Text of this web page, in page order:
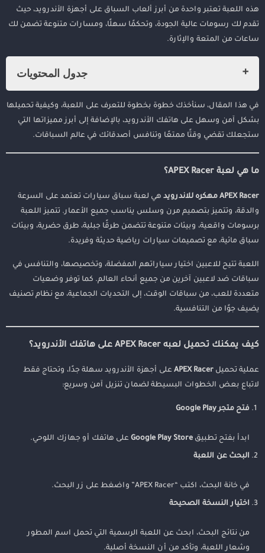
هذه اللعبة تعتبر واحدة من أبرز ألعاب السباق على أجهزة الأندرويد، حيث
تقدم لك رسومات عالية الجودة، وتحكمًا سهلًا، ومسارات متنوعة تضمن لك
ساعات من المتعة والإثارة.
جدول المحتويات
لماذا تعتبر APEX Racer خيارًا ممتازًا؟
الخلاصة
في هذا المقال، سنأخذك خطوة بخطوة للتعرف على اللعبة، وكيفية تحميلها
بشكل آمن وسهل على هاتفك الأندرويد، بالإضافة إلى أبرز مميزاتها التي
ستجعلك تقضي وقتًا ممتعًا وتنافس أصدقائك في عالم السباقات.
ما هي لعبة APEX Racer؟
APEX Racer مهكره للاندرويد
هي لعبة سباق سيارات تعتمد على السرعة
والدقة، وتتميز بتصميم مرن وسلس يناسب جميع الأعمار. تتميز اللعبة
برسومات واقعية، وبيئات متنوعة تتضمن طرقًا جبلية، طرق حضرية، وبيئات
سباق مائية، مع تصميمات سيارات رياضية حديثة وفريدة.
اللعبة تتيح للاعبين اختيار سياراتهم المفضلة، وتخصيصها، والتنافس في
سباقات ضد لاعبين آخرين من جميع أنحاء العالم. كما توفر وضعيات
متعددة للعب، من سباقات الوقت، إلى التحديات الجماعية، مع نظام تصنيف
يضيف جوًا من التنافسية.
كيف يمكنك تحميل لعبه APEX Racer على هاتفك الأندرويد؟
عملية تحميل APEX Racer على أجهزة الأندرويد سهلة جدًا، وتحتاج فقط
لاتباع بعض الخطوات البسيطة لضمان تنزيل آمن وسريع:
فتح متجر Google Play
ابدأ بفتح تطبيق Google Play Store على هاتفك أو جهازك اللوحي.
البحث عن اللعبة
في خانة البحث، اكتب “APEX Racer” واضغط على زر البحث.
اختيار النسخة الصحيحة
من نتائج البحث، ابحث عن اللعبة الرسمية التي تحمل اسم المطور
وشعار اللعبة، وتأكد من أن النسخة أصلية.